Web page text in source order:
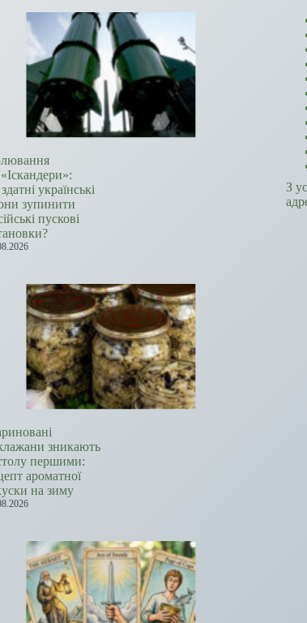
українські
зупинити
пускові
зникають
першими:
ароматної
на зиму
З